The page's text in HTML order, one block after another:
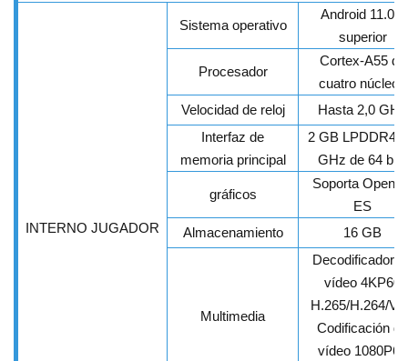
INTERNO JUGADOR
Sistema operativo
Android 11.0 o
superior
Procesador
Cortex-A55 de
cuatro núcleos
Velocidad de reloj
Hasta 2,0 GHz
Interfaz de
memoria principal
2 GB LPDDR4
GHz de 64 bits
gráficos
Soporta
ES
Almacenamiento
16 GB
Multimedia
Decodificador
vídeo 4KP60
H.265/H.264/
Codificación de
vídeo 1080P60